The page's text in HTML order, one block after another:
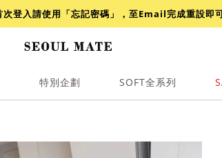
登入請使用「忘記密碼」，至Email完成重設即
特別企劃 SOFT全系列